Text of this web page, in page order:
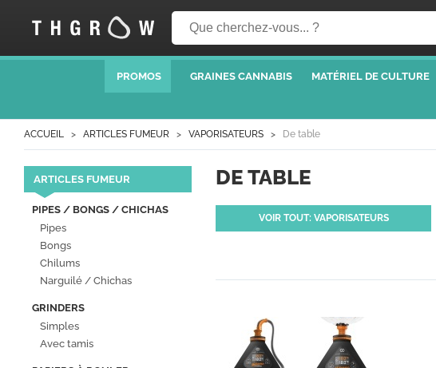
PROMOS GRAINES CANNABIS MATÉRIEL DE CULTURE
ACCUEIL ARTICLES FUMEUR VAPORISATEURS De table
ARTICLES FUMEUR
PIPES / BONGS / CHICHAS
Pipes
Bongs
Chilums
Narguilé / Chichas
GRINDERS
Simples
Avec tamis
DE TABLE
VOIR TOUT: VAPORISATEURS